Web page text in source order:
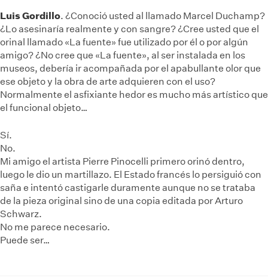
Luis Gordillo. ¿Conoció usted al llamado Marcel Duchamp?
¿Lo asesinaría realmente y con sangre? ¿Cree usted que el
orinal llamado «La fuente» fue utilizado por él o por algún
amigo? ¿No cree que «La fuente», al ser instalada en los
museos, debería ir acompañada por el apabullante olor que
ese objeto y la obra de arte adquieren con el uso?
Normalmente el asfixiante hedor es mucho más artístico que
el funcional objeto…
Sí.
No.
Mi amigo el artista Pierre Pinocelli primero orinó dentro,
luego le dio un martillazo. El Estado francés lo persiguió con
saña e intentó castigarle duramente aunque no se trataba
de la pieza original sino de una copia editada por Arturo
Schwarz.
No me parece necesario.
Puede ser…